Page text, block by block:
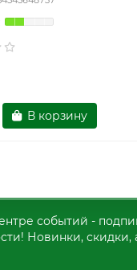
В корзину
событий -
Новинки, скидки,